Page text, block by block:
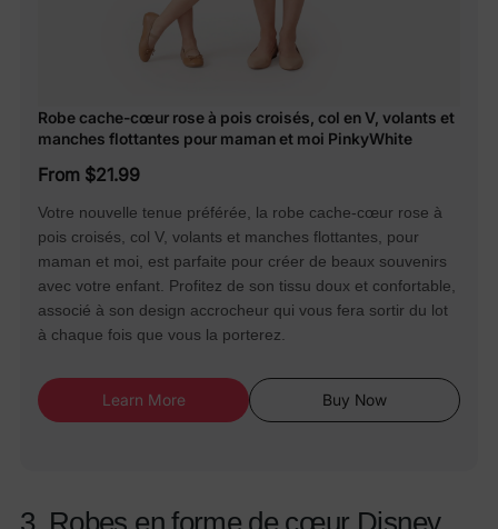
Robe cache-cœur rose à pois croisés, col en V, volants et
manches flottantes pour maman et moi PinkyWhite
From $21.99
Votre nouvelle tenue préférée, la robe cache-cœur rose à
pois croisés, col V, volants et manches flottantes, pour
maman et moi, est parfaite pour créer de beaux souvenirs
avec votre enfant. Profitez de son tissu doux et confortable,
associé à son design accrocheur qui vous fera sortir du lot
à chaque fois que vous la porterez.
Learn More Buy Now
3. Robes en forme de cœur Disney